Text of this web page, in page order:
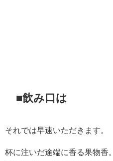
■飲み口は
それでは早速いただきます。
杯に注いだ途端に香る果物香。